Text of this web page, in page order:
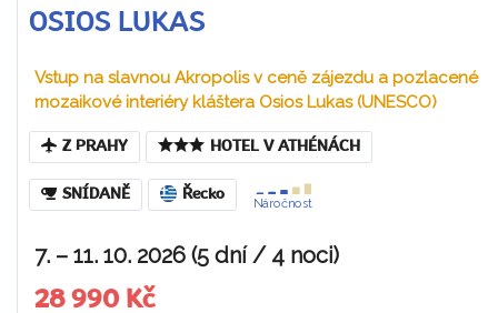
OSIOS LUKAS
Vstup na slavnou Akropolis v ceně zájezdu a pozlacené
mozaikové interiéry kláštera Osios Lukas (UNESCO)
Z PRAHY HOTEL V ATHÉNÁCH
SNÍDANĚ Řecko
Náročnost
7. – 11. 10. 2026 (5 dní / 4 noci)
28 990 Kč